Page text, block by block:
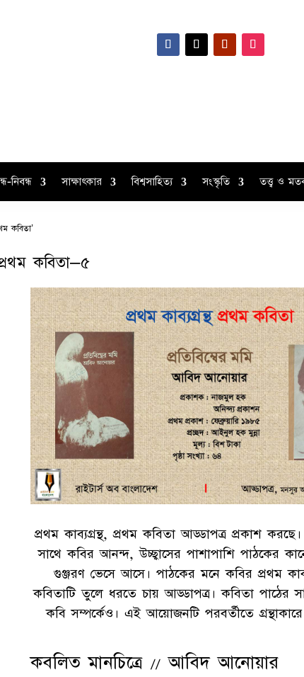
নিবন্ধ সাক্ষাৎকার বিশ্বসাহিত্য সংস্কৃতি তত্ত্ব ও
কবিতা’
কবিতা–৫
প্রথম কাব্যগ্রন্থ, প্রথম কবিতা আড্ডাপত্র প্রকাশ করছে।
সাথে কবির আনন্দ, উচ্ছ্বাসের পাশাপাশি পাঠকের
গুঞ্জরণ ভেসে আসে। পাঠকের মনে কবির প্রথম
কবিতাটি তুলে ধরতে চায় আড্ডাপত্র। কবিতা পাঠের
কবি সম্পর্কেও। এই আয়োজনটি পরবর্তীতে
কবলিত মানচিত্রে // আবিদ আনোয়ার